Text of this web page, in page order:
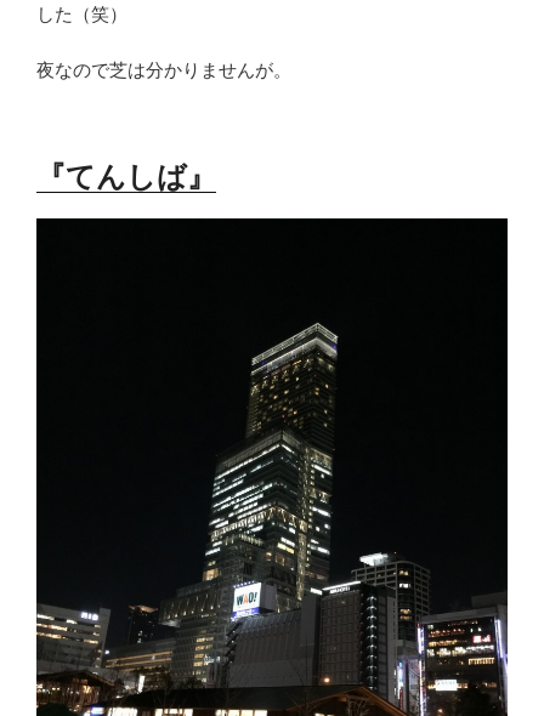
した（笑）
夜なので芝は分かりませんが。
『てんしば』